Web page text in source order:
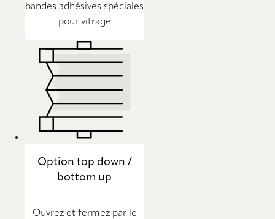
bandes adhésives spéciales
pour vitrage
Option top down /
bottom up
Ouvrez et fermez par le